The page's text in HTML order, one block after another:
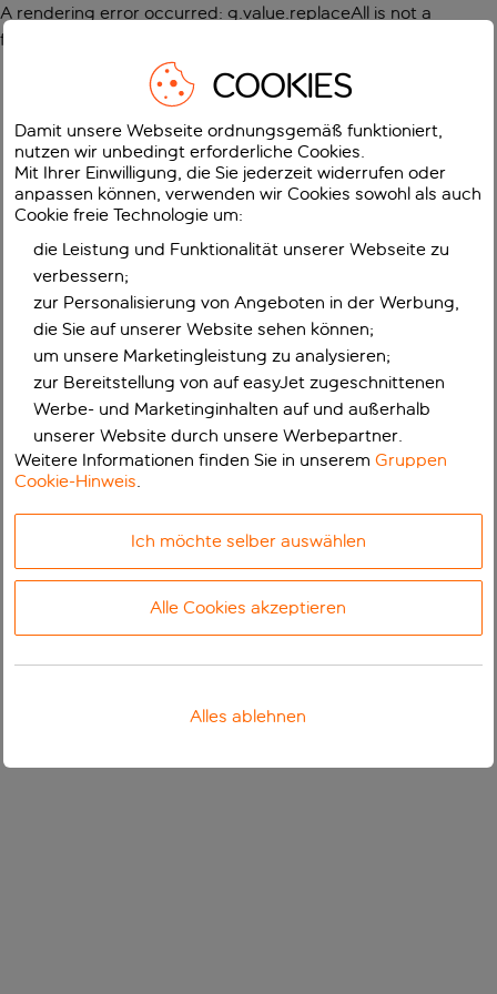
A rendering error occurred: g.value.replaceAll is not a
function
COOKIES
Damit unsere Webseite ordnungsgemäß funktioniert,
nutzen wir unbedingt erforderliche Cookies.
Mit Ihrer Einwilligung, die Sie jederzeit widerrufen oder
anpassen können, verwenden wir Cookies sowohl als auch
Cookie freie Technologie um:
die Leistung und Funktionalität unserer Webseite zu
verbessern;
zur Personalisierung von Angeboten in der Werbung,
die Sie auf unserer Website sehen können;
um unsere Marketingleistung zu analysieren;
zur Bereitstellung von auf easyJet zugeschnittenen
Werbe- und Marketinginhalten auf und außerhalb
unserer Website durch unsere Werbepartner.
Weitere Informationen finden Sie in unseremGruppen
Cookie-Hinweis.
Ich möchte selber auswählen
Alle Cookies akzeptieren
Alles ablehnen